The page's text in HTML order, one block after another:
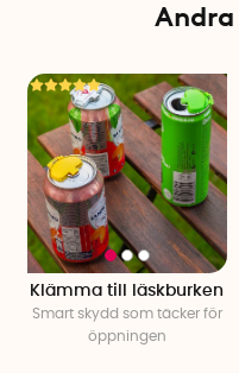
Klämma till läskburken
Smart skydd som täcker för
öppningen